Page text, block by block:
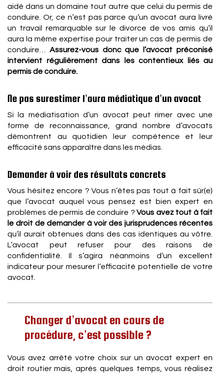
aidé dans un domaine tout autre que celui du permis de
conduire. Or, ce n’est pas parce qu’un avocat aura livré
un travail remarquable sur le divorce de vos amis qu’il
aura la même expertise pour traiter un cas de permis de
conduire… Assurez-vous donc que l’avocat préconisé
intervient régulièrement dans les contentieux liés au
permis de conduire.
Ne pas surestimer l’aura médiatique d’un avocat
Si la médiatisation d’un avocat peut rimer avec une
forme de reconnaissance, grand nombre d’avocats
démontrent au quotidien leur compétence et leur
efficacité sans apparaître dans les médias.
Demander à voir des résultats concrets
Vous hésitez encore ? Vous n’êtes pas tout à fait sûr(e)
que l’avocat auquel vous pensez est bien expert en
problèmes de permis de conduire ? Vous avez tout à fait
le droit de demander à voir des jurisprudences récentes
qu’il aurait obtenues dans des cas identiques au vôtre.
L’avocat peut refuser pour des raisons de
confidentialité. Il s’agira néanmoins d’un excellent
indicateur pour mesurer l’efficacité potentielle de votre
avocat.
Changer d’avocat en cours de
procédure, c’est possible ?
Vous avez arrêté votre choix sur un avocat expert en
droit routier mais, après quelques temps, vous réalisez